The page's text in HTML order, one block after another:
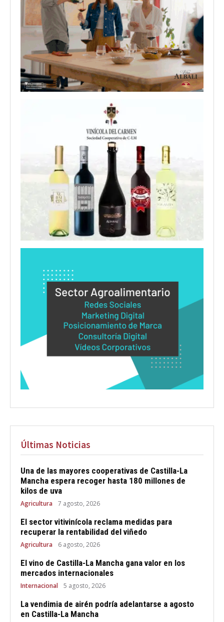
Últimas Noticias
Una de las mayores cooperativas de Castilla-La
Mancha espera recoger hasta 180 millones de
kilos de uva
Agricultura 7 agosto, 2026
El sector vitivinícola reclama medidas para
recuperar la rentabilidad del viñedo
Agricultura 6 agosto, 2026
El vino de Castilla-La Mancha gana valor en los
mercados internacionales
Internacional 5 agosto, 2026
La vendimia de airén podría adelantarse a agosto
en Castilla-La Mancha